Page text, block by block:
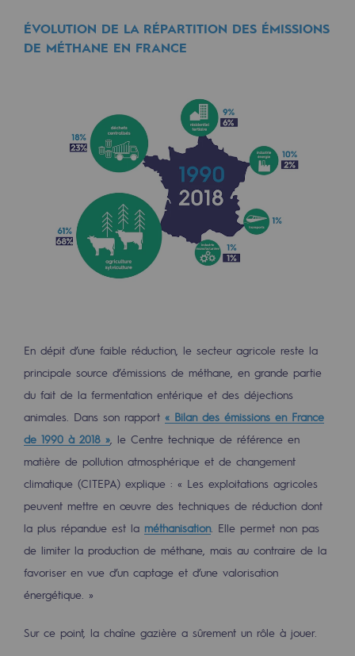
Présentation du fonds de dotation
Soumettre un projet
Nos activités
Nos activités
Transport de gaz
Transport de gaz
Savoir-faire
Raccordement au réseau de gaz
Stockage de gaz
Stockage de gaz
Savoir-faire
Projet type
Infrastructures historiques
Biométhane
Biométhane
Biométhane : Enjeux et opportunités
ÉVOLUTION DE LA RÉPARTITION DES ÉMISSIONS
DE MÉTHANE EN FRANCE
En dépit d’une faible réduction, le secteur agricole reste la
principale source d’émissions de méthane, en grande partie
du fait de la fermentation entérique et des déjections
animales. Dans son rapport « Bilan des émissions en France
de 1990 à 2018 » , le Centre technique de référence en
matière de pollution atmosphérique et de changement
climatique (CITEPA) explique : « Les exploitations agricoles
peuvent mettre en œuvre des techniques de réduction dont
la plus répandue est la méthanisation. Elle permet non pas
de limiter la production de méthane, mais au contraire de la
favoriser en vue d’un captage et d’une valorisation
énergétique. »
Sur ce point, la chaîne gazière a sûrement un rôle à jouer.